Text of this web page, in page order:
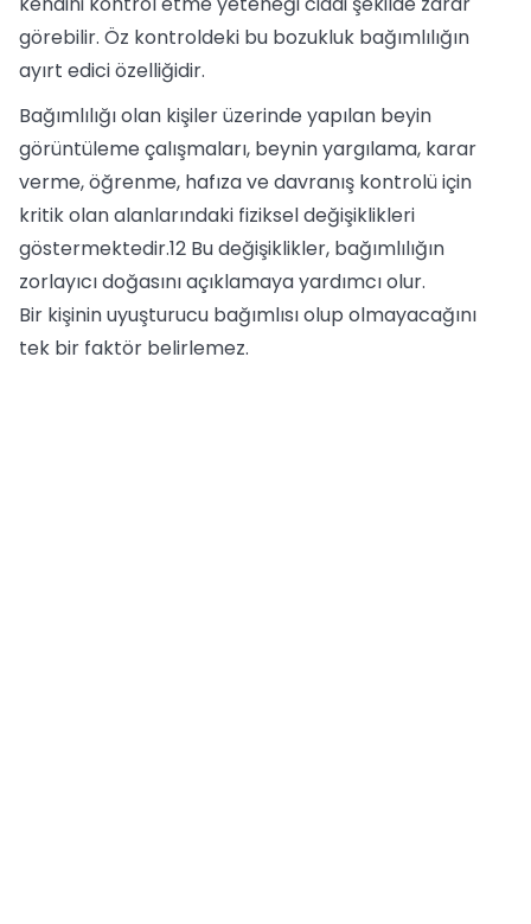
görebilir. Öz kontroldeki bu bozukluk bağımlılığın
ayırt edici özelliğidir.
Bağımlılığı olan kişiler üzerinde yapılan beyin
görüntüleme çalışmaları, beynin yargılama, karar
verme, öğrenme, hafıza ve davranış kontrolü için
kritik olan alanlarındaki fiziksel değişiklikleri
göstermektedir.12 Bu değişiklikler, bağımlılığın
zorlayıcı doğasını açıklamaya yardımcı olur.
Bir kişinin uyuşturucu bağımlısı olup olmayacağını
tek bir faktör belirlemez.